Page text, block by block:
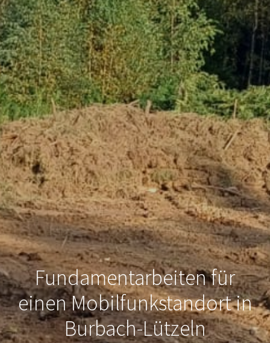
Fundamentarbeiten für
einen Mobilfunkstandort in
Burbach-Lützeln